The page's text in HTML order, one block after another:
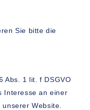
Sie bitte die
Abs. 1 lit. f DSGVO
Interesse an einer
Website.